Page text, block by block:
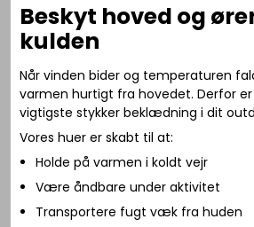
Beskyt hoved og
kulden
Når vinden bider og temperaturen
varmen hurtigt fra hovedet. Derfor
vigtigste stykker beklædning i dit
Vores huer er skabt til at:
Holde på varmen i koldt vejr
Være åndbare under aktivitet
Transportere fugt væk fra huden